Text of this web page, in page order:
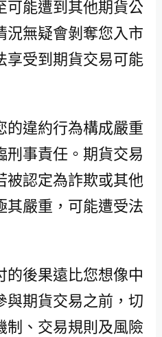
可能遭到其他期貨公
況無疑會剝奪您入市
享受到期貨交易可能
的違約行為構成嚴重
刑事責任。期貨交易
被認定為詐欺或其他
其嚴重，可能遭受法
的後果遠比您想像中
與期貨交易之前，切
制、交易規則及風險